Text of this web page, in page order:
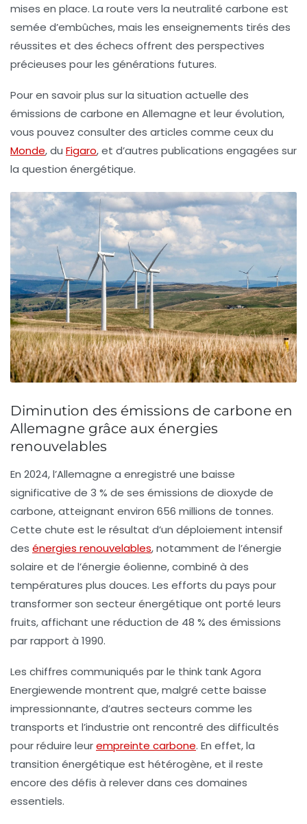
mises en place. La route vers la neutralité carbone est
semée d’embûches, mais les enseignements tirés des
réussites et des échecs offrent des perspectives
précieuses pour les générations futures.
Pour en savoir plus sur la situation actuelle des
émissions de carbone en Allemagne et leur évolution,
vous pouvez consulter des articles comme ceux du
Monde, du Figaro, et d’autres publications engagées sur
la question énergétique.
Diminution des émissions de carbone en
Allemagne grâce aux énergies
renouvelables
En 2024, l’Allemagne a enregistré une baisse
significative de 3 % de ses émissions de dioxyde de
carbone, atteignant environ 656 millions de tonnes.
Cette chute est le résultat d’un déploiement intensif
des énergies renouvelables, notamment de l’énergie
solaire et de l’énergie éolienne, combiné à des
températures plus douces. Les efforts du pays pour
transformer son secteur énergétique ont porté leurs
fruits, affichant une réduction de 48 % des émissions
par rapport à 1990.
Les chiffres communiqués par le think tankAgora
Energiewende montrent que, malgré cette baisse
impressionnante, d’autres secteurs comme les
transports et l’industrie ont rencontré des difficultés
pour réduire leurempreinte carbone. En effet, la
transition énergétique est hétérogène, et il reste
encore des défis à relever dans ces domaines
essentiels.